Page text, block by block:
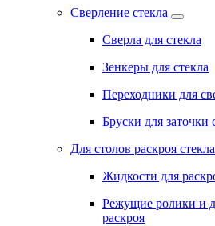
Сверление стекла
Сверла для стекла
Зенкеры для стекла
Переходники для
Бруски для заточки
Для столов раскроя стекла
Жидкости для
Режущие ролики и
раскроя